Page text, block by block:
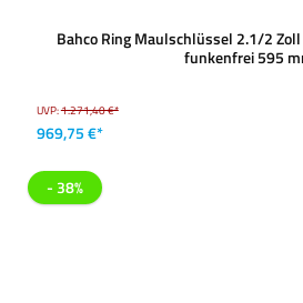
Bahco Ring Maulschlüssel 2.1/2
funkenfrei 595
UVP:1.271,40 €*
969,75 €*
- 38%